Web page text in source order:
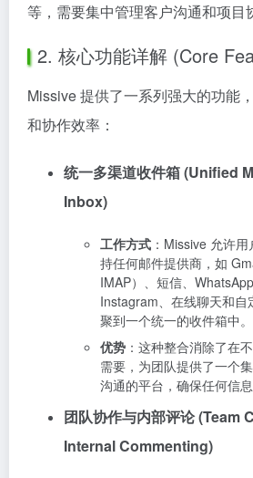
等，需要集中管理客户沟通和项目
2. 核心功能详解 (Core
Missive 提供了一系列强大的功能
和协作效率：
统一多渠道收件箱 (Unified
Inbox)
工作方式 ：Missive 允许
持任何邮件提供商，如
IMAP）、短信、
Instagram、在线聊天和自
聚到一个统一的收件箱中。
优势 ：这种整合消除了在
需要，为团队提供了一个
沟通的平台，确保任何信息
团队协作与内部评论 (Team
Internal Commenting)